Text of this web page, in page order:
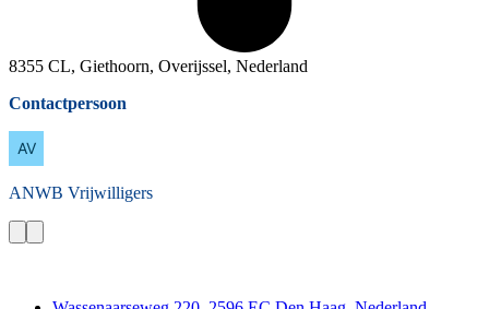
8355 CL, Giethoorn, Overijssel, Nederland
Contactpersoon
ANWB Vrijwilligers